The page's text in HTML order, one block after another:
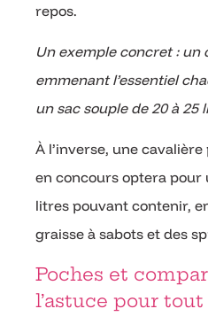
repos.
Un exemple concret : un
emmenant l’essentiel
un sac souple de 20 à 25
À l’inverse, une
en concours optera pour
litres pouvant contenir,
graisse à sabots et des
Poches et
l’astuce pour